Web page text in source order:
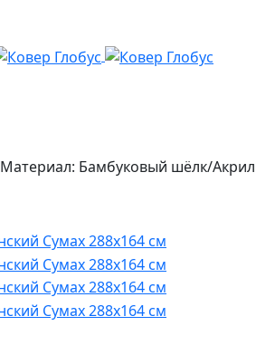
Материал: Бамбуковый шёлк/Акрил